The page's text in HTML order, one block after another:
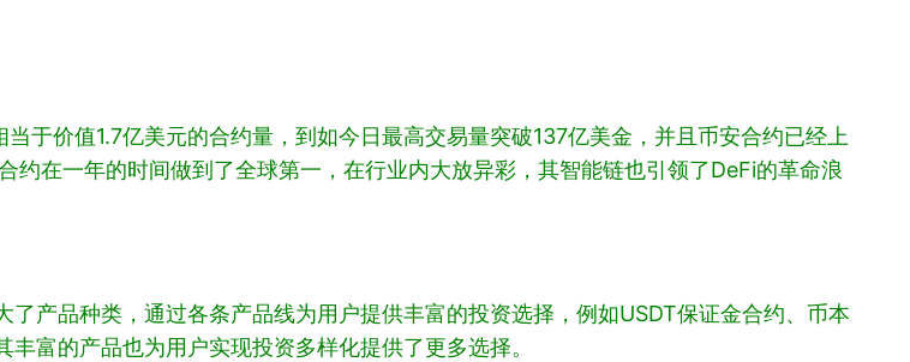
于价值1.7亿美元的合约量，到如今日最高交易量突破137亿美金，并且币安合约已经上
在一年的时间做到了全球第一，在行业内大放异彩，其智能链也引领了DeFi的革命浪
产品种类，通过各条产品线为用户提供丰富的投资选择，例如USDT保证金合约、币本
富的产品也为用户实现投资多样化提供了更多选择。